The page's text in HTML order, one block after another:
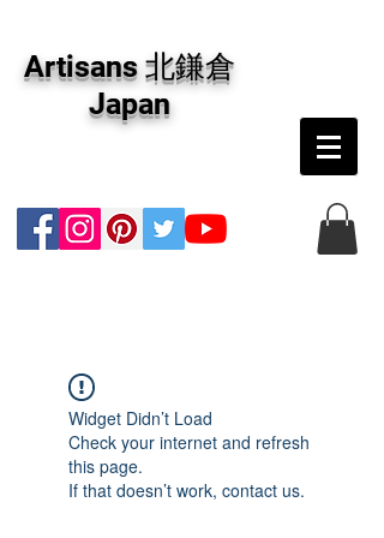
版画・切り絵など、コンテンポラリー並びにフ
ァインアートのオンライン販売をしています。
日本国内の抽象画・具象画の画家に加え、海外
のアーティストの作品もお取り寄せ頂けます。
インテリアとして、大切な方へのギフトとし
Artisans 北鎌倉
Japan
Widget Didn’t Load
Check your internet and refresh
this page.
If that doesn’t work, contact us.